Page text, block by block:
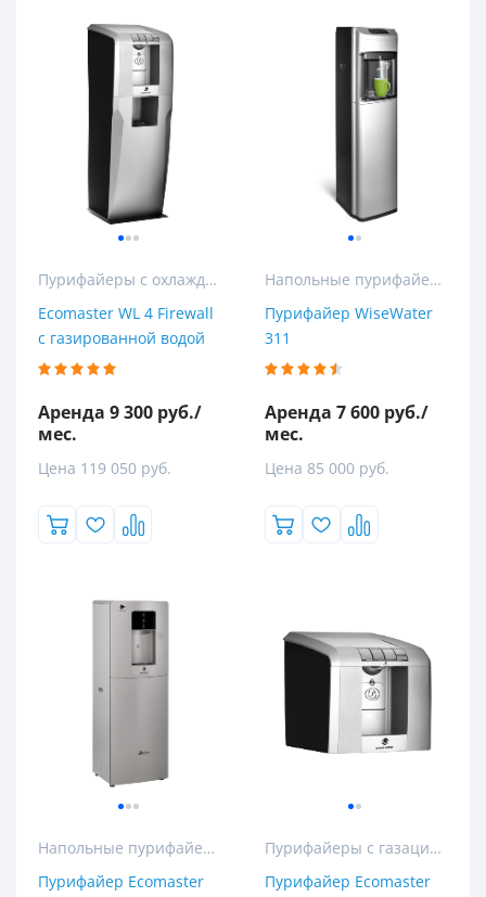
Пурифайеры с охлаждением
Ecomaster WL 4 Firewall
с газированной водой
Аренда 9 300 руб./
мес.
Цена 119 050 руб.
Напольные пурифайеры
Пурифайер WiseWater
311
Аренда 7 600 руб./
мес.
Цена 85 000 руб.
Напольные пурифайеры
Пурифайер Ecomaster
Пурифайеры с газацией
Пурифайер Ecomaster